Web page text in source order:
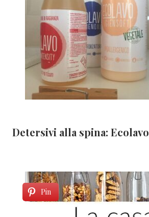
Detersivi alla spina: Ecolavo
Pin